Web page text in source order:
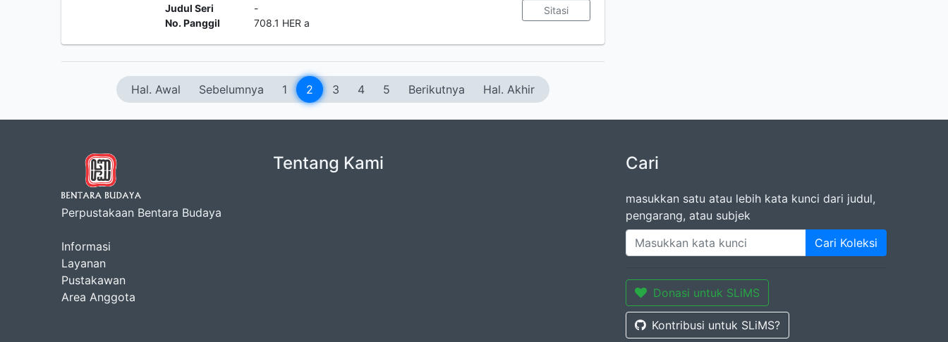
Judul Seri
-
No. Panggil
708.1 HER a
Sitasi
Hal. Awal Sebelumnya 1 2 3 4 5 Berikutnya Hal. Akhir
Perpustakaan Bentara Budaya
Informasi
Layanan
Pustakawan
Area Anggota
Tentang Kami Cari
masukkan satu atau lebih kata kunci dari judul,
pengarang, atau subjek
Cari Koleksi
Donasi untuk SLiMS
Kontribusi untuk SLiMS?